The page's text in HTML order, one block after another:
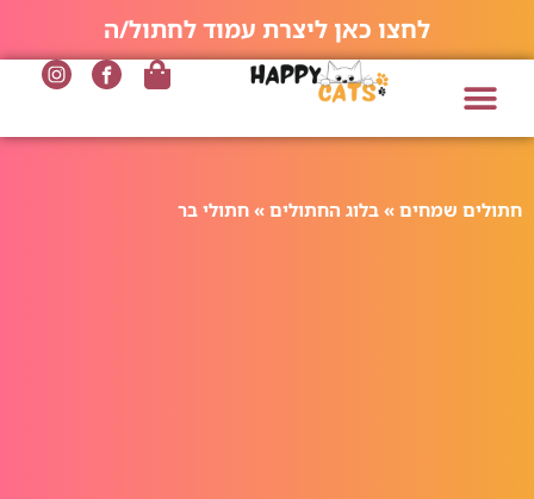
לחצו כאן ליצרת עמוד לחתול/ה
חתולים שמחים » בלוג החתולים » חתולי בר